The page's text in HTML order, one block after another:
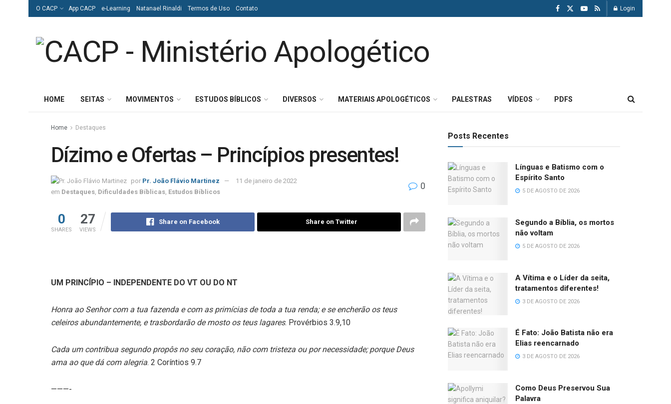
O CACP App CACP e-Learning Natanael Rinaldi Termos de Uso Contato Login
HOME SEITAS MOVIMENTOS ESTUDOS BÍBLICOS DIVERSOS MATERIAIS APOLOGÉTICOS PALESTRAS VÍDEOS PDFS
Home Destaques
Dízimo e Ofertas – Princípios presentes!
por Pr. João Flávio Martinez
11 de janeiro de 2022
em Destaques, Dificuldades Bíblicas, Estudos Bíblicos
0
0
SHARES
27
VIEWS
Share on Facebook Share on Twitter
UM PRINCÍPIO – INDEPENDENTE DO VT OU DO NT
Honra ao Senhor com a tua fazenda e com as primícias de toda a tua renda; e se encherão os teus
celeiros abundantemente, e trasbordarão de mosto os teus lagares. Provérbios 3.9,10
Cada um contribua segundo propôs no seu coração, não com tristeza ou por necessidade; porque Deus
ama ao que dá com alegria. 2 Coríntios 9.7
———-
Posts Recentes
Línguas e Batismo com o
Espírito Santo
5 DE AGOSTO DE 2026
Segundo a Bíblia, os mortos
não voltam
5 DE AGOSTO DE 2026
A Vítima e o Líder da seita,
tratamentos diferentes!
3 DE AGOSTO DE 2026
É Fato: João Batista não era
Elias reencarnado
3 DE AGOSTO DE 2026
Como Deus Preservou Sua
Palavra